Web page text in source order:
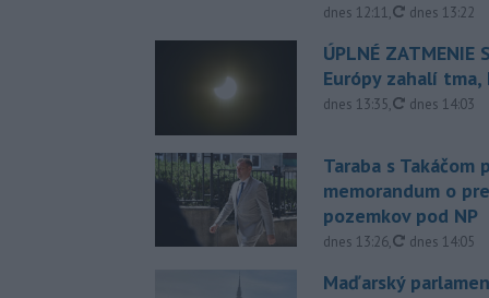
dnes 12:11, aktualizované
dnes 13:22
ÚPLNÉ ZATMENIE
Európy zahalí
dnes 13:35, aktualizované
dnes 14:03
Taraba s Takáčom
memorandum o
pozemkov pod NP
dnes 13:26, aktualizované
dnes 14:05
Maďarský